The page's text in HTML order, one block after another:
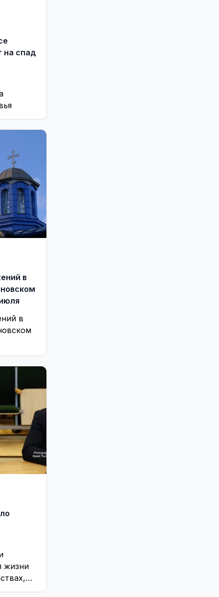
на спад
в
в
жизни
и